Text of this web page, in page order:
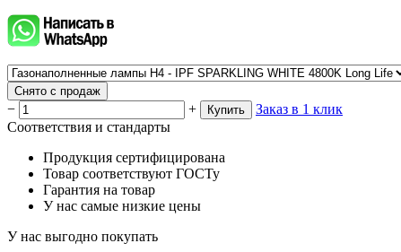
Снято с продаж
− + Купить
Заказ в 1 клик
Соответствия и стандарты
Продукция сертифицирована
Товар соответствуют ГОСТу
Гарантия на товар
У нас самые низкие цены
У нас выгодно покупать